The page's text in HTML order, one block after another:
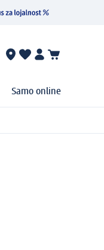
Samo online